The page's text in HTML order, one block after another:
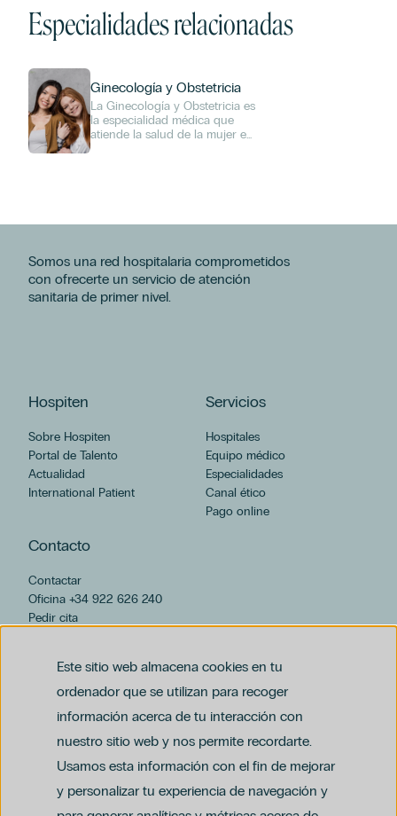
Este sitio web almacena cookies en tu
ordenador que se utilizan para recoger
información acerca de tu interacción con
nuestro sitio web y nos permite recordarte.
Usamos esta información con el fin de mejorar
y personalizar tu experiencia de navegación y
Especialidades relacionadas
Ginecología y Obstetricia
La Ginecología y Obstetricia es
la especialidad médica que
atiende la salud de la mujer en
todas las etapas de su vida,
atención integral, cercana y
personalizada, combinando la
experiencia médica con la
tecnología más avanzada.
Somos una red hospitalaria comprometidos
con ofrecerte un servicio de atención
sanitaria de primer nivel.
Hospiten
Sobre Hospiten
Portal de Talento
Actualidad
International Patient
Servicios
Hospitales
Equipo médico
Especialidades
Canal ético
Pago online
Contacto
Contactar
Oficina +34 922 626 240
Pedir cita